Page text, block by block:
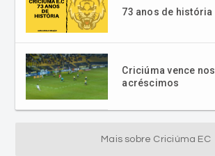
73 anos de história
Criciúma vence nos
acréscimos
Mais sobre Criciúma EC